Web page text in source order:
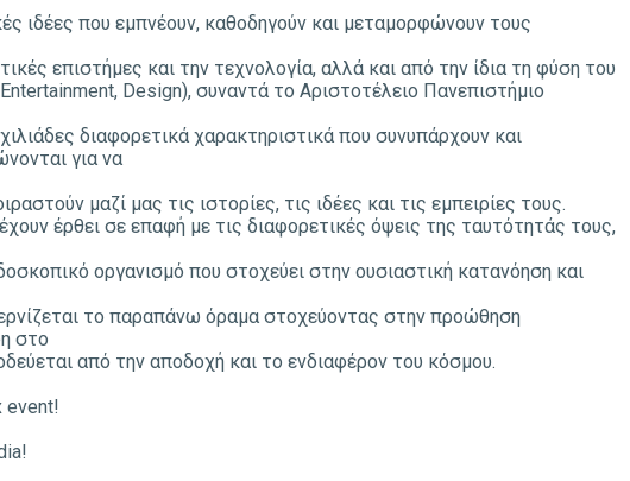
ιδέες που εμπνέουν, καθοδηγούν και μεταμορφώνουν τους
επιστήμες και την τεχνολογία, αλλά και από την ίδια τη φύση του
Design), συναντά το Αριστοτέλειο Πανεπιστήμιο
διαφορετικά χαρακτηριστικά που συνυπάρχουν και
για να
μαζί μας τις ιστορίες, τις ιδέες και τις εμπειρίες τους.
έρθει σε επαφή με τις διαφορετικές όψεις της ταυτότητάς τους,
οργανισμό που στοχεύει στην ουσιαστική κατανόηση και
το παραπάνω όραμα στοχεύοντας στην προώθηση
στο
από την αποδοχή και το ενδιαφέρον του κόσμου.
event!